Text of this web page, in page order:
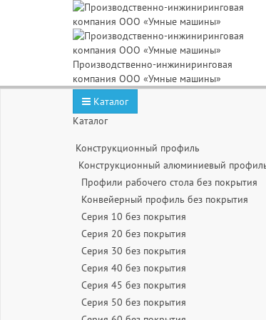
Производственно-инжиниринговая
компания ООО «Умные машины»
Каталог
Каталог
Конструкционный профиль
Конструкционный алюминиевый
Профили рабочего стола без покрытия
Конвейерный профиль без покрытия
Серия 10 без покрытия
Серия 20 без покрытия
Серия 30 без покрытия
Серия 40 без покрытия
Серия 45 без покрытия
Серия 50 без покрытия